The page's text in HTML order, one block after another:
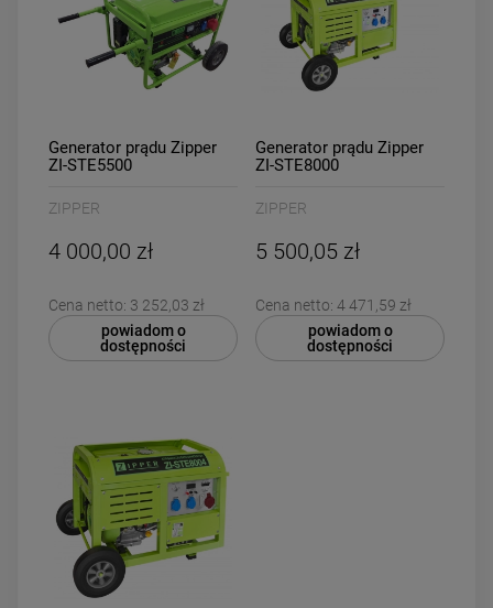
Generator prądu Zipper
ZI-STE5500
ZIPPER
4 000,00 zł
Cena netto: 3 252,03 zł
powiadom o
dostępności
Generator prądu Zipper
ZI-STE8000
ZIPPER
5 500,05 zł
Cena netto: 4 471,59 zł
powiadom o
dostępności